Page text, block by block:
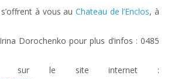
à vous au Chateau de l’Enclos, à
Dorochenko pour plus d’infos : 0485
sur le site internet :